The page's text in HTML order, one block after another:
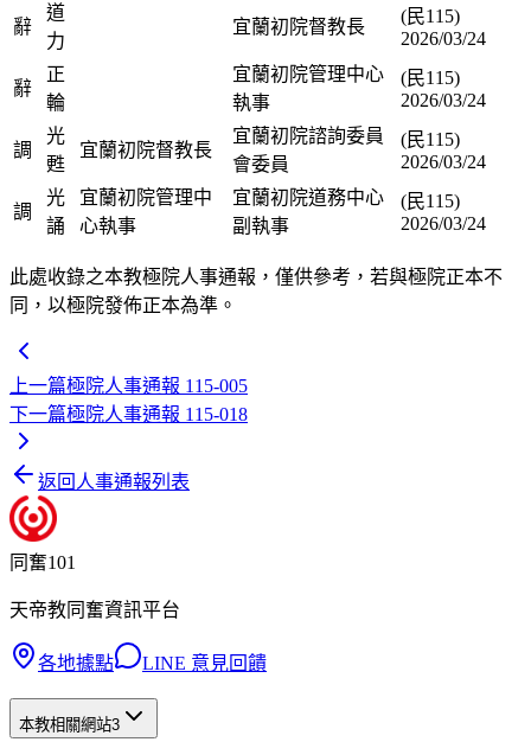
辭
道
力
宜蘭初院督教長
(民115)
2026/03/24
辭
正
輪
宜蘭初院管理中心
執事
(民115)
2026/03/24
調
光
甦
宜蘭初院督教長
宜蘭初院諮詢委員
會委員
(民115)
2026/03/24
調
光
誦
宜蘭初院管理中
心執事
宜蘭初院道務中心
副執事
(民115)
2026/03/24
此處收錄之本教極院人事通報，僅供參考，若與極院正本不
同，以極院發佈正本為準。
上一篇極院人事通報 115-005
下一篇極院人事通報 115-018
返回人事通報列表
同奮101
天帝教同奮資訊平台
各地據點 LINE 意見回饋
本教相關網站3